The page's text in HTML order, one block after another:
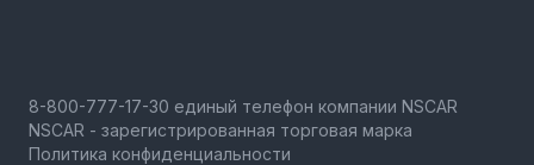
NSCAR - зарегистрированная торговая марка
Политика конфиденциальности